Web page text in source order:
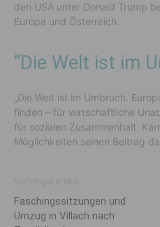
den USA unter Donald Trump
Europa und Österreich.
“Die Welt ist im
„Die Welt ist im Umbruch.
finden – für wirtschaftliche
für sozialen Zusammenhalt.
Möglichkeiten seinen Beitrag
Faschingssitzungen und
Umzug in Villach nach